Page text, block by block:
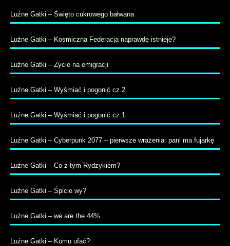
Luźne Gatki – Święto cukrowego bałwana
Luźne Gatki – Kosmiczna Federacja naprawdę istnieje?
Luźne Gatki – Życie na emigracji
Luźne Gatki – Wyśmiać i pogonić cz.2
Luźne Gatki – Wyśmiać i pogonić cz.1
Luźne Gatki – Cyberpunk 2077 – pierwsze wrażenia: pani ma fujarkę
Luźne Gatki – Co z tym Rydzykiem?
Luźne Gatki – Śpicie wy?
Luźne Gatki – we are the 44%
Luźne Gatki – Komu ufać?